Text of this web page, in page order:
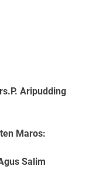
Aripudding
Maros:
Salim